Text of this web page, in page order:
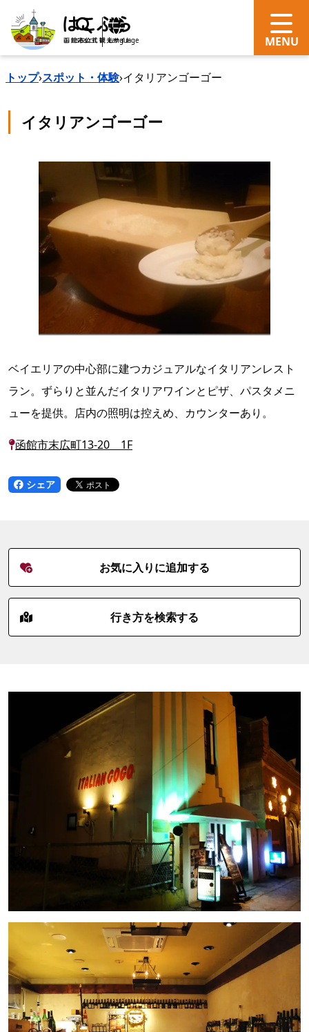
search Language
トップ›スポット・体験›イタリアンゴーゴー
イタリアンゴーゴー
ベイエリアの中心部に建つカジュアルなイタリアンレスト
ラン。ずらりと並んだイタリアワインとピザ、パスタメニ
ューを提供。店内の照明は控えめ、カウンターあり。
函館市末広町13-20 1F
シェア
お気に入りに追加する
行き方を検索する